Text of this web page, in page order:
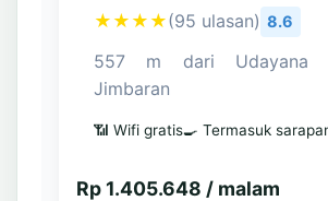
★★★★(95 ulasan) 8.6
557 m dari Udayana
Jimbaran
📶 Wifi gratis🍳 Termasuk
Rp 1.405.648 / malam